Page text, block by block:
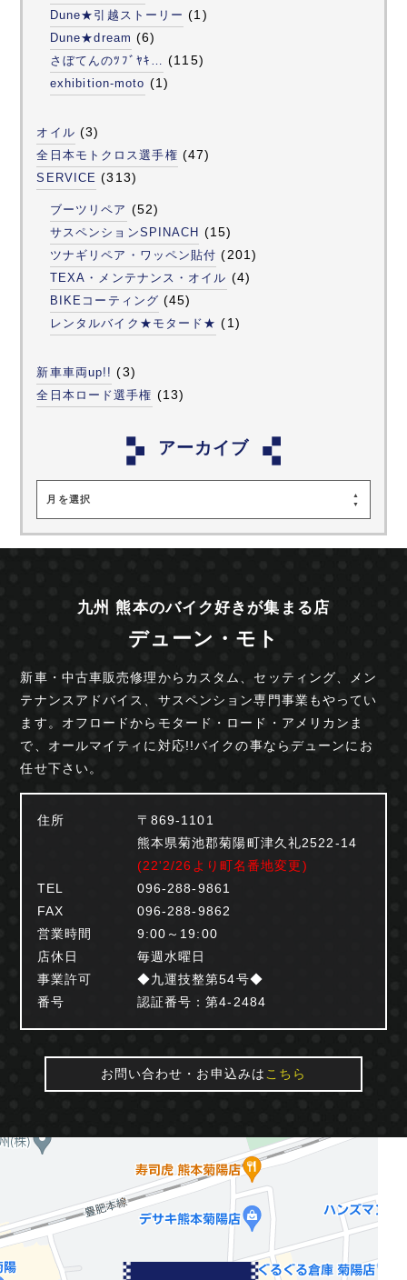
Dune★引越ストーリー (1)
Dune★dream (6)
さぼてんのﾂﾌﾞﾔｷ… (115)
exhibition-moto (1)
オイル (3)
全日本モトクロス選手権 (47)
SERVICE (313)
ブーツリペア (52)
サスペンションSPINACH (15)
ツナギリペア・ワッペン貼付 (201)
TEXA・メンテナンス・オイル (4)
BIKEコーティング (45)
レンタルバイク★モタード★ (1)
新車車両up!! (3)
全日本ロード選手権 (13)
アーカイブ
月を選択
九州 熊本のバイク好きが集まる店
デューン・モト
新車・中古車販売修理からカスタム、セッティング、
メン
テナンスアドバイス、サスペンション専門事業もやってい
ます。オフロードからモタード・ロード・ アメリカンま
で、オールマイティに対応!!バイクの事ならデューンにお
任せ下さい。
住所
〒869-1101
熊本県菊池郡菊陽町津久礼2522-14
(22'2/26より町名番地変更)
TEL
096-288-9861
FAX
096-288-9862
営業時間
9:00～19:00
店休日
毎週水曜日
事業許可
番号
◆九運技整第54号◆
認証番号：第4-2484
お問い合わせ・お申込みはこちら